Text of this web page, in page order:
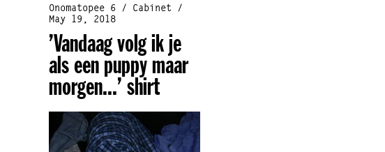
Onomatopee 6 / Cabinet /
May 19, 2018
’Vandaag volg ik je
als een puppy maar
morgen...’ shirt